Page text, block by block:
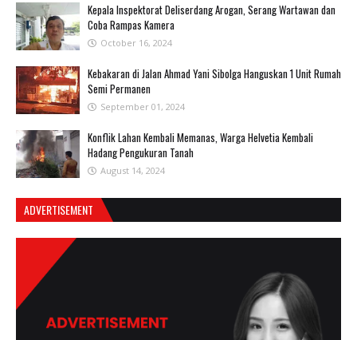
Kepala Inspektorat Deliserdang Arogan, Serang Wartawan dan
Coba Rampas Kamera
October 16, 2024
Kebakaran di Jalan Ahmad Yani Sibolga Hanguskan 1 Unit Rumah
Semi Permanen
September 01, 2024
Konflik Lahan Kembali Memanas, Warga Helvetia Kembali
Hadang Pengukuran Tanah
August 14, 2024
ADVERTISEMENT